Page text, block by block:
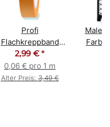
Profi
Flachkreppband
Goldband 30mm x
50m
2,99 €*
0,06 € pro 1 m
Alter Preis:3,49 €
Maler